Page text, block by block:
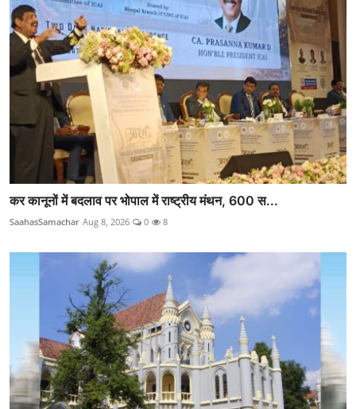
कर कानूनों में बदलाव पर भोपाल में राष्ट्रीय मंथन, 600 स...
SaahasSamachar Aug 8, 2026 0 8